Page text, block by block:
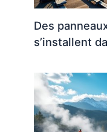
Des
s’installent